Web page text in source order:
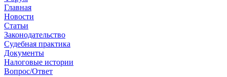
Главная
Новости
Cтатьи
Законодательство
Судебная практика
Документы
Налоговые истории
Вопрос/Ответ